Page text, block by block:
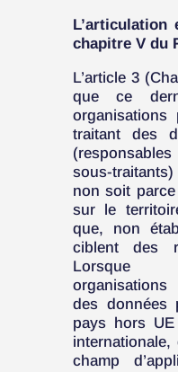
chapitre V du
L’article 3
que ce
organisations
traitant des
sous-
non soit
sur le
que, non
ciblent des
organisations
des données
pays hors
internationale,
champ